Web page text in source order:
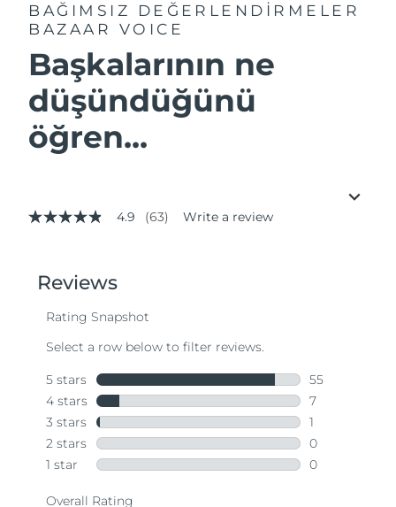
BAĞIMSIZ DEĞERLENDİRMELER
BAZAAR VOICE
Başkalarının ne
düşündüğünü
öğren...
4.9
stars,
average
value.
Same
page
link.
4.9 (63) Write a review